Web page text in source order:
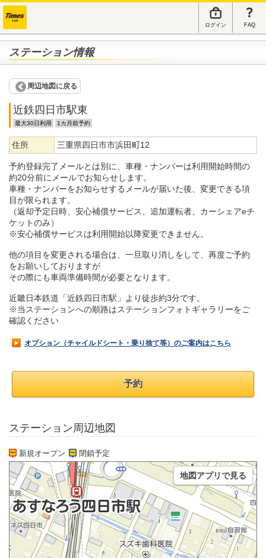
ログイン FAQ
ステーション情報
周辺地図に戻る
近鉄四日市駅東
最大30日利用 1カ月前予約
住所 三重県四日市市浜田町12
予約登録完了メールとは別に、車種・ナンバーは利用開始時間の
約20分前にメールでお知らせします。
車種・ナンバーをお知らせするメールが届いた後、変更できる項
目が限られます。
（返却予定日時、安心補償サービス、追加運転者、カーシェアeチ
ケットのみ）
※安心補償サービスは利用開始以降変更できません。
他の項目を変更される場合は、一旦取り消しをして、再度ご予約
をお願いしておりますが
その際にも車両準備時間が必要となります。
近畿日本鉄道「近鉄四日市駅」より徒歩約3分です。
※当ステーションへの順路はステーションフォトギャラリーをご
確認ください
オプション（チャイルドシート・乗り捨て等）のご案内はこちら
予約
ステーション周辺地図
新規オープン 閉鎖予定
地図アプリで見る